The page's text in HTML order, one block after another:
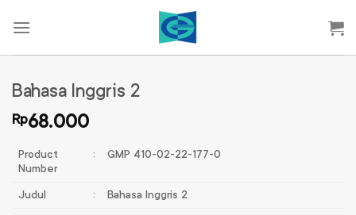
Bahasa Inggris 2
Rp68.000
Product
Number
: GMP 410-02-22-177-0
Judul : Bahasa Inggris 2